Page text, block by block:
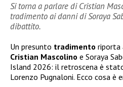
Si torna a parlare di Cristian
tradimento ai danni di Soraya
dibattito.
Un presunto tradimento riporta
Cristian Mascolino e Soraya
Island 2026: il retroscena è
Lorenzo Pugnaloni. Ecco cosa è